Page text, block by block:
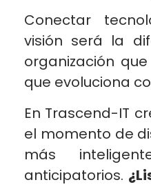
Conectar
visión será la
organización
que evoluciona
En Trascend-IT
el momento de
más
anticipatorios.